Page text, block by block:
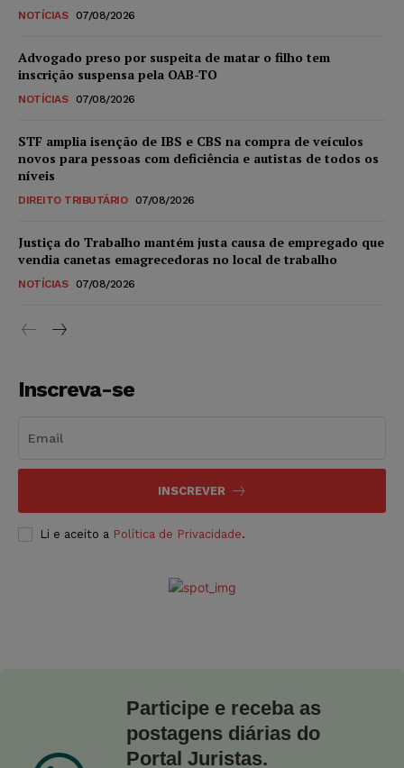
NOTÍCIAS 07/08/2026
Advogado preso por suspeita de matar o filho tem
inscrição suspensa pela OAB-TO
NOTÍCIAS 07/08/2026
STF amplia isenção de IBS e CBS na compra de veículos
novos para pessoas com deficiência e autistas de todos os
níveis
DIREITO TRIBUTÁRIO 07/08/2026
Justiça do Trabalho mantém justa causa de empregado que
vendia canetas emagrecedoras no local de trabalho
NOTÍCIAS 07/08/2026
Inscreva-se
INSCREVER
Li e aceito a Política de Privacidade.
Participe e receba as
postagens diárias do
Portal Juristas.